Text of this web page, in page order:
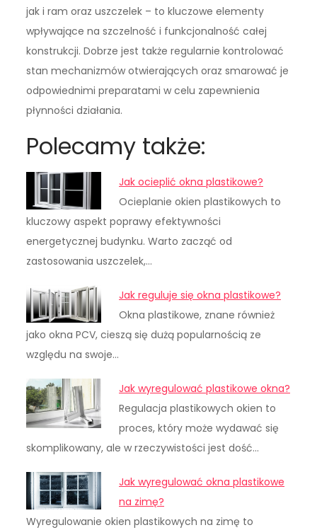
jak i ram oraz uszczelek – to kluczowe elementy
wpływające na szczelność i funkcjonalność całej
konstrukcji. Dobrze jest także regularnie kontrolować
stan mechanizmów otwierających oraz smarować je
odpowiednimi preparatami w celu zapewnienia
płynności działania.
Polecamy także:
Jak ocieplić okna plastikowe?
Ocieplanie okien plastikowych to
kluczowy aspekt poprawy efektywności
energetycznej budynku. Warto zacząć od
zastosowania uszczelek,…
Jak reguluje się okna plastikowe?
Okna plastikowe, znane również
jako okna PCV, cieszą się dużą popularnością ze
względu na swoje…
Jak wyregulować plastikowe okna?
Regulacja plastikowych okien to
proces, który może wydawać się
skomplikowany, ale w rzeczywistości jest dość…
Jak wyregulować okna plastikowe
na zimę?
Wyregulowanie okien plastikowych na zimę to